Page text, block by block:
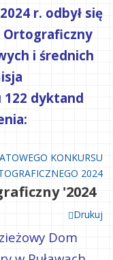
r. odbył się
Ortograficzny
i średnich
dyktand
KONKURSU
2024
'2024
Drukuj
Dom